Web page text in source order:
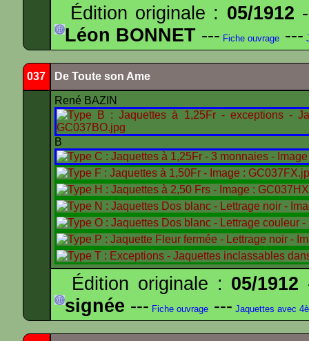
Édition originale : 05/1912
Léon BONNET --- Fiche ouvrage ---
037 De Toute son Ame
René BAZIN
B
Édition originale : 05/1912
signée --- Fiche ouvrage --- Jaquettes avec